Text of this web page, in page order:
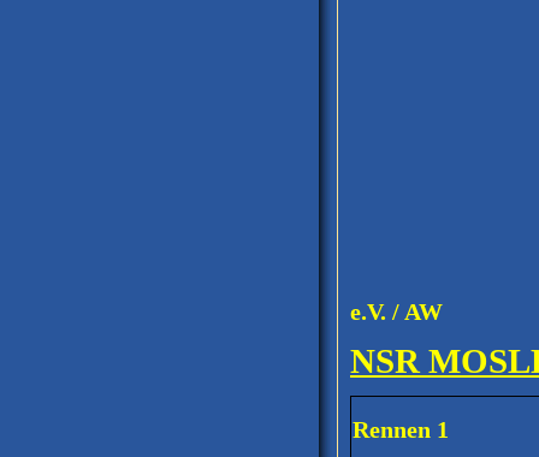
e.V. / AW
NSR
Rennen 1